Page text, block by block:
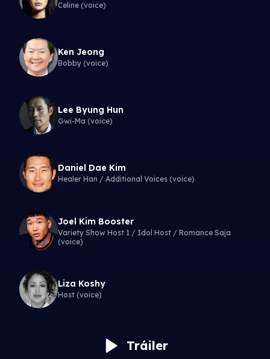
Celine (voice)
Ken Jeong
Bobby (voice)
Lee Byung Hun
Gwi-Ma (voice)
Daniel Dae Kim
Healer Han / Additional Voices (voice)
Joel Kim Booster
Variety Show Host 1 / Idol Host / Romance Saja
(voice)
Liza Koshy
Host (voice)
TráilerDesarrollado por MODOCINE